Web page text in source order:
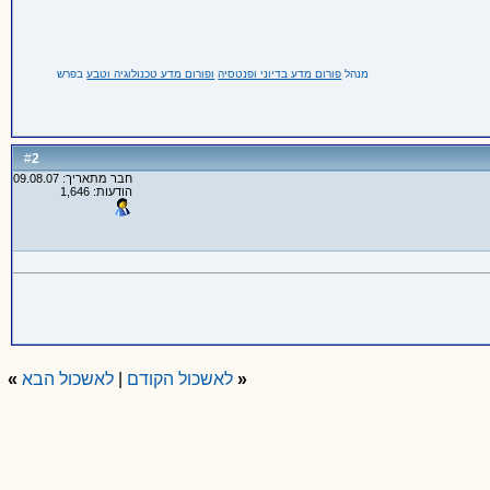
מנהל פורום מדע בדיוני ופנטסיה ופורום מדע טכנולוגיה וטבעבפרש
#
2
חבר מתאריך: 09.08.07
הודעות: 1,646
« לאשכול הקודם |לאשכול הבא »